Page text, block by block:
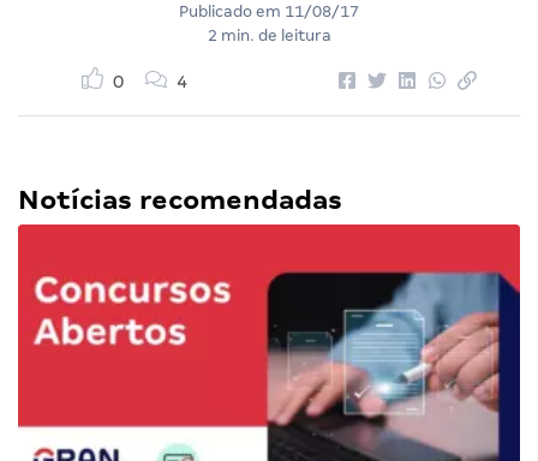
Publicado em 11/08/17
2 min. de leitura
0 4
Notícias recomendadas